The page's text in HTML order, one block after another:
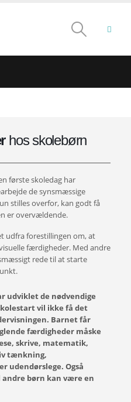
hos skolebørn
første skoledag har
de synsmæssige
stilles overfor, kan godt få
er overvældende.
udfra forestillingen om, at
færdigheder. Med andre
rede til at starte
udviklet de nødvendige
vil ikke få det
Barnet får
færdigheder måske
skrive, matematik,
tænkning,
udendørslege. Også
børn kan være en